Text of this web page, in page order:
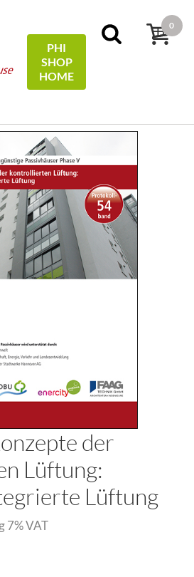
PHI
SHOP
HOME
0
54 - Neue Konzepte der kontrollierten
der
Lüftung:
Lüftung
7% VAT